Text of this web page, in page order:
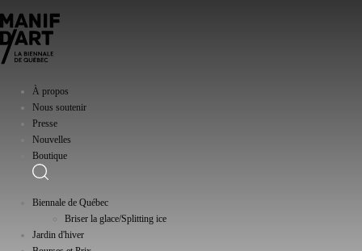
À propos
Nous soutenir
Presse
Nouvelles
Boutique
Biennale de Québec
Briser la glace/Splitting ice
Jardin d'hiver